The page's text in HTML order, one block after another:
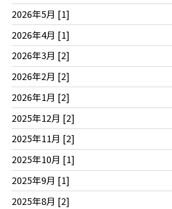
2026年5月 [1]
2026年4月 [1]
2026年3月 [2]
2026年2月 [2]
2026年1月 [2]
2025年12月 [2]
2025年11月 [2]
2025年10月 [1]
2025年9月 [1]
2025年8月 [2]